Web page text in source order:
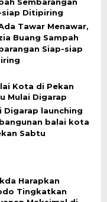
Tawar Menawar,
Buang Sampah
Siap-siap
Digarap launching
balai kota
Sabtu